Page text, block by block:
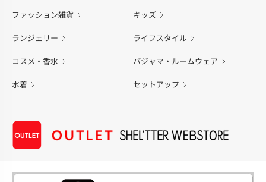
ファッション雑貨 キッズ
ランジェリー ライフスタイル
コスメ・香水 パジャマ・ルームウェア
水着 セットアップ